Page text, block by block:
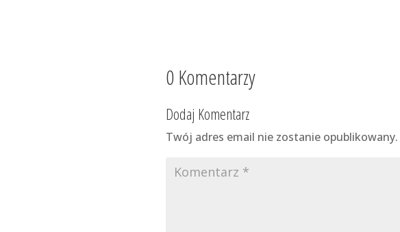
0 Komentarzy
Dodaj Komentarz
Twój adres email nie zostanie opublikowany.